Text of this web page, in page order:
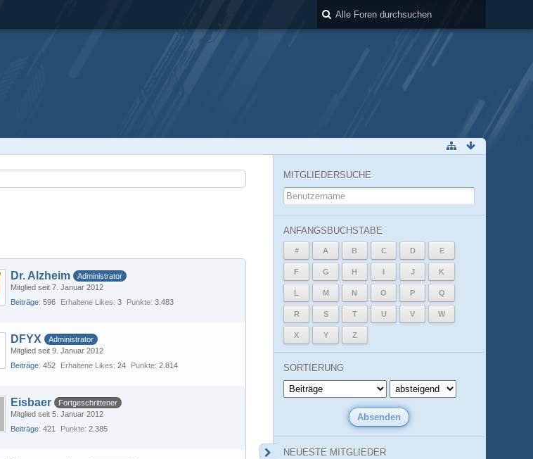
Dr. Alzheim
Administrator
Mitglied seit 7. Januar 2012
Beiträge 596 Erhaltene Likes 3 Punkte 3.483
DFYX
Administrator
Mitglied seit 9. Januar 2012
Beiträge 452 Erhaltene Likes 24 Punkte 2.814
Eisbaer
Fortgeschrittener
Mitglied seit 5. Januar 2012
Beiträge 421 Punkte 2.385
MITGLIEDERSUCHE
ANFANGSBUCHSTABE
# A B C D E
F G H I J K
L M N O P Q
R S T U V W
X Y Z
SORTIERUNG
NEUESTE MITGLIEDER